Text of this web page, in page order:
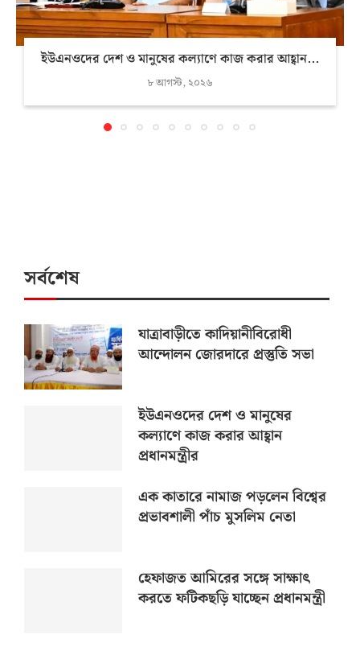
ইউএনওদের দেশ ও মানুষের কল্যাণে কাজ করার আহ্বান...
৮ আগস্ট, ২০২৬
সর্বশেষ
যাত্রাবাড়ীতে কাদিয়ানীবিরোধী
আন্দোলন জোরদারে প্রস্তুতি সভা
ইউএনওদের দেশ ও মানুষের
কল্যাণে কাজ করার আহ্বান
প্রধানমন্ত্রীর
এক কাতারে নামাজ পড়লেন বিশ্বের
প্রভাবশালী পাঁচ মুসলিম নেতা
হেফাজত আমিরের সঙ্গে সাক্ষাৎ
করতে ফটিকছড়ি যাচ্ছেন প্রধানমন্ত্রী